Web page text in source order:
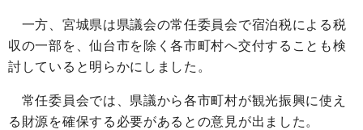
一方、宮城県は県議会の常任委員会で宿泊税による税
収の一部を、仙台市を除く各市町村へ交付することも検
討していると明らかにしました。
常任委員会では、県議から各市町村が観光振興に使え
る財源を確保する必要があるとの意見が出ました。